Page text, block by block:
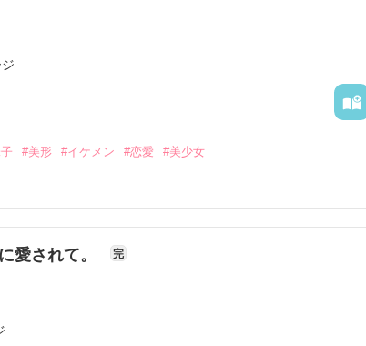
#美形 #イケメン #恋愛 #美少女
愛されて。 完